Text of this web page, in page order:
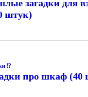
загадки для
штук)
⁉
про шкаф (40